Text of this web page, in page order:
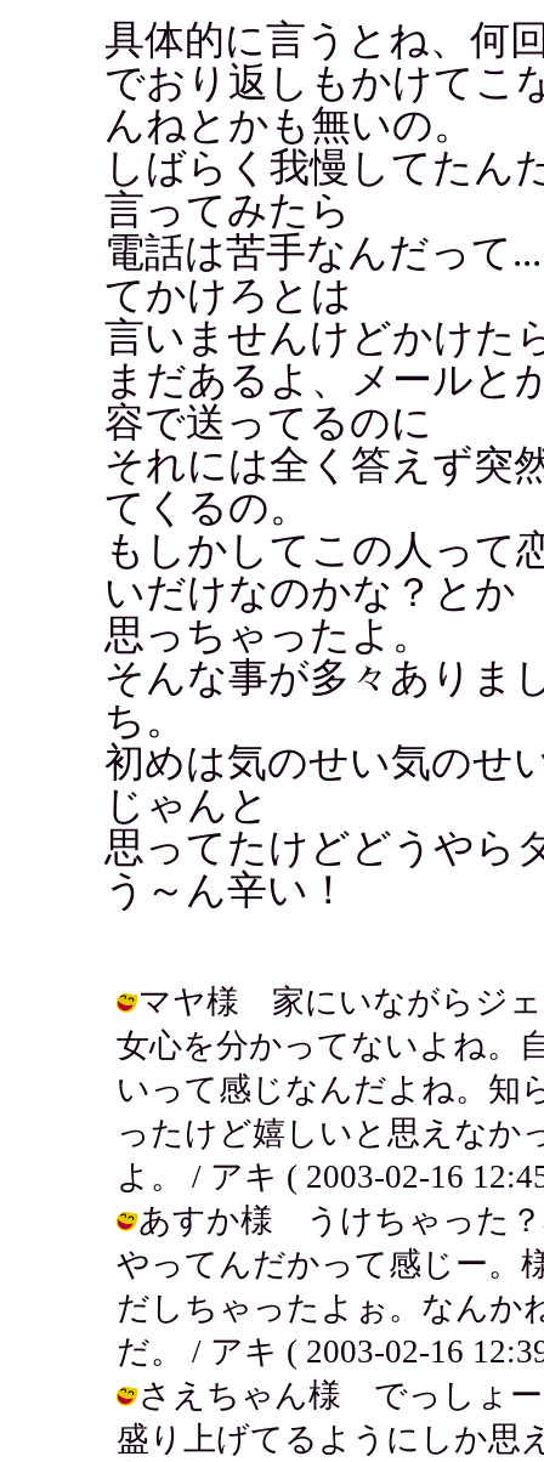
具体的に言うとね、何
でおり返しもかけてこ
んねとかも無いの。
しばらく我慢してたん
言ってみたら
電話は苦手なんだって
てかけろとは
言いませんけどかけた
まだあるよ、メールと
容で送ってるのに
それには全く答えず突
てくるの。
もしかしてこの人って
いだけなのかな？とか
思っちゃったよ。
そんな事が多々ありま
ち。
初めは気のせい気のせ
じゃんと
思ってたけどどうやら
う～ん辛い！
マヤ様 家にいながらジェ
女心を分かってないよね。
いって感じなんだよね。知
ったけど嬉しいと思えなか
よ。 / アキ ( 2003-02-16
あすか様 うけちゃった？
やってんだかって感じー。
だしちゃったよぉ。なんか
だ。 / アキ ( 2003-02-16
さえちゃん様 でっしょー
盛り上げてるようにしか思